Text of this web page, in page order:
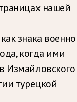
нашей
знака
когда ими
Измайловского
турецкой